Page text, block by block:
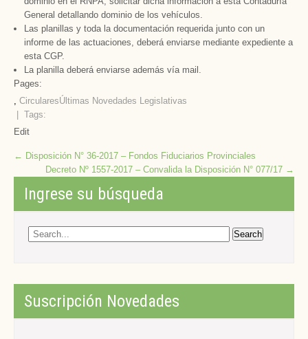
General detallando dominio de los vehículos.
Las planillas y toda la documentación requerida junto con un
informe de las actuaciones, deberá enviarse mediante expediente a
esta CGP.
La planilla deberá enviarse además vía mail.
Pages:
, CircularesÚltimas Novedades Legislativas
| Tags:
Edit
Post
navigation
← Disposición N° 36-2017 – Fondos Fiduciarios Provinciales
Decreto Nº 1557-2017 – Convalida la Disposición N° 077/17 →
Ingrese su búsqueda
Suscripción Novedades